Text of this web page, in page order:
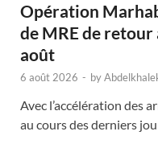
Opération
de MRE de retour
août
6 août 2026 - by
Avec l’accélération des
au cours des derniers